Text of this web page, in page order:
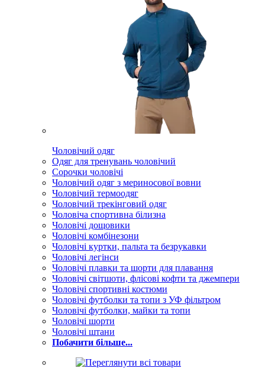
Чоловічий одяг
Одяг для тренувань чоловічий
Сорочки чоловічі
Чоловічий одяг з мериносової вовни
Чоловічий термоодяг
Чоловічий трекінговий одяг
Чоловіча спортивна білизна
Чоловічі дощовики
Чоловічі комбінезони
Чоловічі куртки, пальта та безрукавки
Чоловічі легінси
Чоловічі плавки та шорти для плавання
Чоловічі світшоти, флісові кофти та джемпери
Чоловічі спортивні костюми
Чоловічі футболки та топи з УФ фільтром
Чоловічі футболки, майки та топи
Чоловічі шорти
Чоловічі штани
Побачити більше...